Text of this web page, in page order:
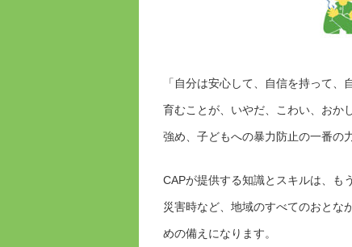
「自分は安心して、自信を持って
育むことが、いやだ、こわい、おか
強め、子どもへの暴力防止の一番の
CAPが提供する知識とスキルは、も
災害時など、地域のすべてのおとな
めの備えになります。